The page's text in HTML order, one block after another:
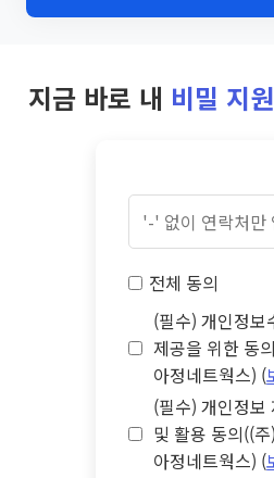
지금 바로 내 비밀 지
전체 동의
(필수) 개인정보
제공을 위한 동
아정네트웍스) (
(필수) 개인정보
및 활용 동의((주)
아정네트웍스) (